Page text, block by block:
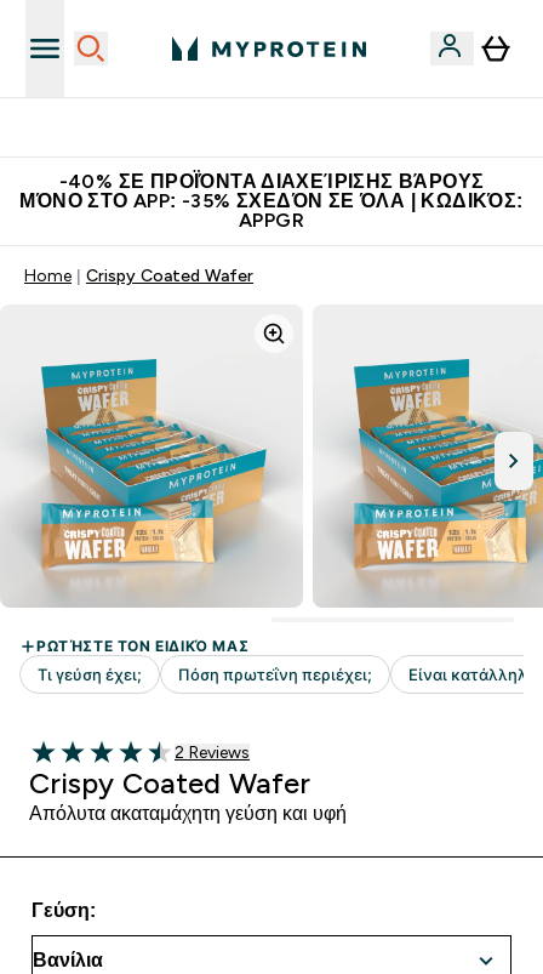
-40% ΣΕ ΠΡΟΪΌΝΤΑ ΔΙΑΧΕΊΡΙΣΗΣ ΒΆΡΟΥΣ
ΜΌΝΟ ΣΤΟ APP: -35% ΣΧΕΔΌΝ ΣΕ ΌΛΑ | ΚΩΔΙΚΌΣ:
APPGR
Home Crispy Coated Wafer
4.5 out of 5 stars
2 customer reviews
2 Reviews
Crispy Coated Wafer
Απόλυτα ακαταμάχητη γεύση και υφή
Γεύση: